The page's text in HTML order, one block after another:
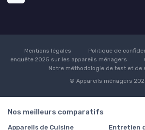
Mentions légales Politique de
enquête 2025 sur les appareils ménagers
Notre méthodologie de test et de
© Appareils ménagers
Nos meilleurs comparatifs
Appareils de Cuisine Entretien